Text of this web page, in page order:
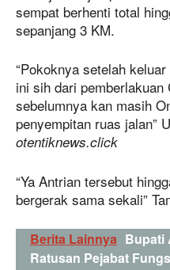
sempat berhenti total
sepanjang 3 KM.
“Pokoknya setelah
ini sih dari
sebelumnya kan masih
penyempitan ruas jalan”
otentiknews.click
“Ya Antrian tersebut
bergerak sama sekali”
Berita Lainnya Bupati
Ratusan Pejabat